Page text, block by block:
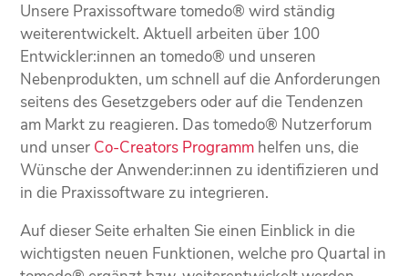
Unsere Praxissoftware tomedo® wird ständig
weiterentwickelt. Aktuell arbeiten über 100
Entwickler:innen an tomedo® und unseren
Nebenprodukten, um schnell auf die Anforderungen
seitens des Gesetzgebers oder auf die Tendenzen
am Markt zu reagieren. Das tomedo® Nutzerforum
und unser Co-Creators Programm helfen uns, die
Wünsche der Anwender:innen zu identifizieren und
in die Praxissoftware zu integrieren.
Auf dieser Seite erhalten Sie einen Einblick in die
wichtigsten neuen Funktionen, welche pro Quartal in